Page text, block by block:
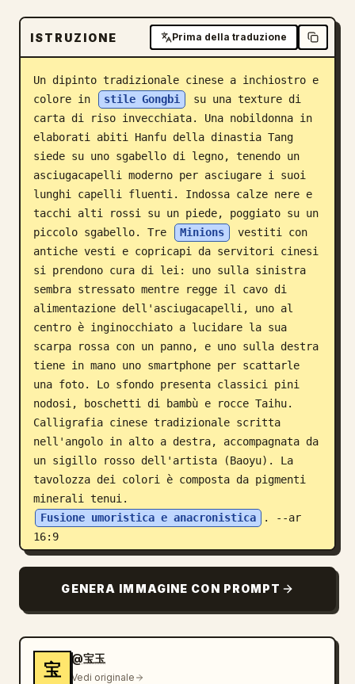
Scarica
Blog
Aggiornamenti
ISTRUZIONE Prima della traduzione
Un dipinto tradizionale cinese a inchiostro e
colore in
stile Gongbi
su una texture di
carta di riso invecchiata. Una nobildonna in
elaborati abiti Hanfu della dinastia Tang
siede su uno sgabello di legno, tenendo un
asciugacapelli moderno per asciugare i suoi
lunghi capelli fluenti. Indossa calze nere e
tacchi alti rossi su un piede, poggiato su un
piccolo sgabello. Tre
Minions
vestiti con
antiche vesti e copricapi da servitori cinesi
si prendono cura di lei: uno sulla sinistra
sembra stressato mentre regge il cavo di
alimentazione dell'asciugacapelli, uno al
centro è inginocchiato a lucidare la sua
scarpa rossa con un panno, e uno sulla destra
tiene in mano uno smartphone per scattarle
una foto. Lo sfondo presenta classici pini
nodosi, boschetti di bambù e rocce Taihu.
Calligrafia cinese tradizionale scritta
nell'angolo in alto a destra, accompagnata da
un sigillo rosso dell'artista (Baoyu). La
tavolozza dei colori è composta da pigmenti
minerali tenui.
Fusione umoristica e anacronistica
. --ar
16:9
GENERA IMMAGINE CON PROMPT
宝
@宝玉
Vedi originale